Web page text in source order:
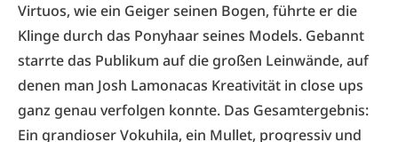
Virtuos, wie ein Geiger seinen Bogen, führte er die
Klinge durch das Ponyhaar seines Models. Gebannt
starrte das Publikum auf die großen Leinwände, auf
denen man Josh Lamonacas Kreativität in close ups
ganz genau verfolgen konnte. Das Gesamtergebnis:
Ein grandioser Vokuhila, ein Mullet, progressiv und